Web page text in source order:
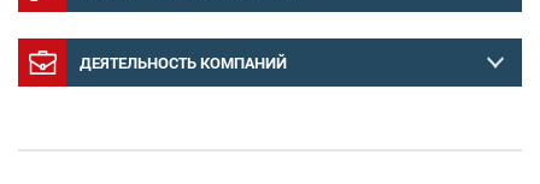
ДЕЯТЕЛЬНОСТЬ КОМПАНИЙ